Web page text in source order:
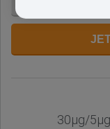
30µg/